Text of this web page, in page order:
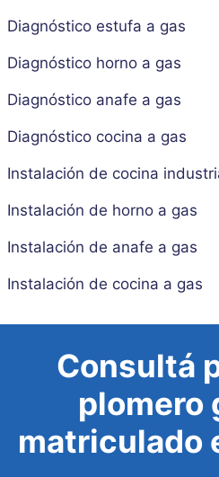
Diagnóstico estufa a gas
Diagnóstico horno a gas
Diagnóstico anafe a gas
Diagnóstico cocina a gas
Instalación de cocina
Instalación de horno a gas
Instalación de anafe a gas
Instalación de cocina a gas
Consultá
plomero
matriculado